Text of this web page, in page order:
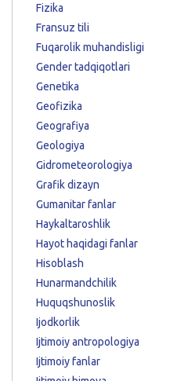
Fizika
Fransuz tili
Fuqarolik muhandisligi
Gender tadqiqotlari
Genetika
Geofizika
Geografiya
Geologiya
Gidrometeorologiya
Grafik dizayn
Gumanitar fanlar
Haykaltaroshlik
Hayot haqidagi fanlar
Hisoblash
Hunarmandchilik
Huquqshunoslik
Ijodkorlik
Ijtimoiy antropologiya
Ijtimoiy fanlar